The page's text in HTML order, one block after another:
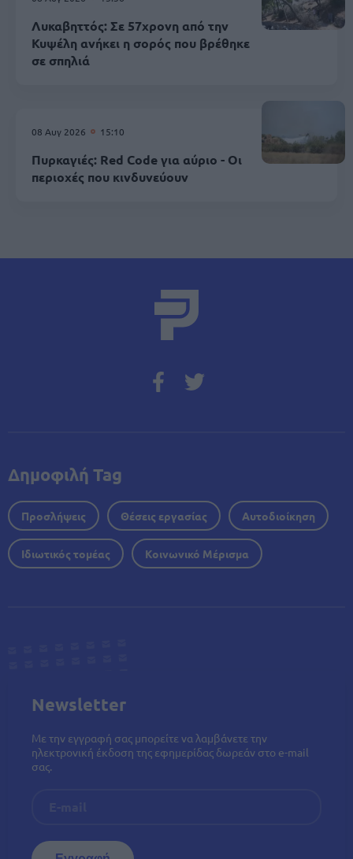
Λυκαβηττός: Σε 57χρονη από την
Κυψέλη ανήκει η σορός που βρέθηκε
σε σπηλιά
08 Αυγ 2026 15:10
Πυρκαγιές: Red Code για αύριο - Οι
περιοχές που κινδυνεύουν
Δημοφιλή Tag
Προσλήψεις Θέσεις εργασίας Αυτοδιοίκηση
Ιδιωτικός τομέας Κοινωνικό Μέρισμα
Newsletter
Με την εγγραφή σας μπορείτε να λαμβάνετε την
ηλεκτρονική έκδοση της εφημερίδας δωρεάν στο e-mail
σας.